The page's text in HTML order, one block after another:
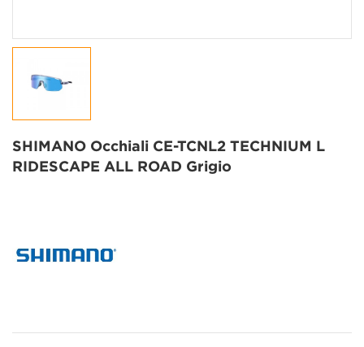
SHIMANO Occhiali CE-TCNL2 TECHNIUM L
RIDESCAPE ALL ROAD Grigio